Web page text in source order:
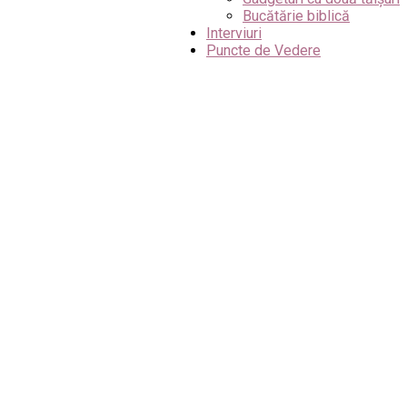
Bucătărie biblică
Interviuri
Puncte de Vedere